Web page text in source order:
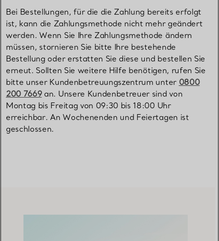
Bei Bestellungen, für die die Zahlung bereits erfolgt
ist, kann die Zahlungsmethode nicht mehr geändert
werden. Wenn Sie Ihre Zahlungsmethode ändern
müssen, stornieren Sie bitte Ihre bestehende
Bestellung oder erstatten Sie diese und bestellen Sie
erneut. Sollten Sie weitere Hilfe benötigen, rufen Sie
bitte unser Kundenbetreuungszentrum unter 0800
200 7669an. Unsere Kundenbetreuer sind von
Montag bis Freitag von 09:30 bis 18:00 Uhr
erreichbar. An Wochenenden und Feiertagen ist
geschlossen.